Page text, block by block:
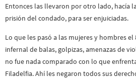
Entonces las llevaron por otro lado, hacía
prisión del condado, para ser enjuiciadas.
Lo que les pasó a las mujeres y hombres
infernal de balas, golpizas, amenazas de
no fue nada comparado con lo que
Filadelfia. Ahí les negaron todos sus